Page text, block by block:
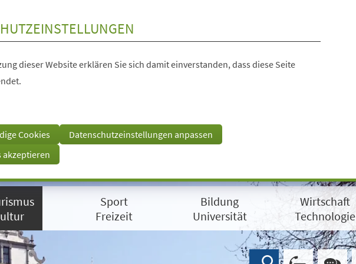
dieser Website erklären Sie sich damit einverstanden, dass diese Seite
Cookies
Datenschutzeinstellungen anpassen
akzeptieren
Sport
Freizeit
Bildung
Universität
Wirtschaft
Technologie